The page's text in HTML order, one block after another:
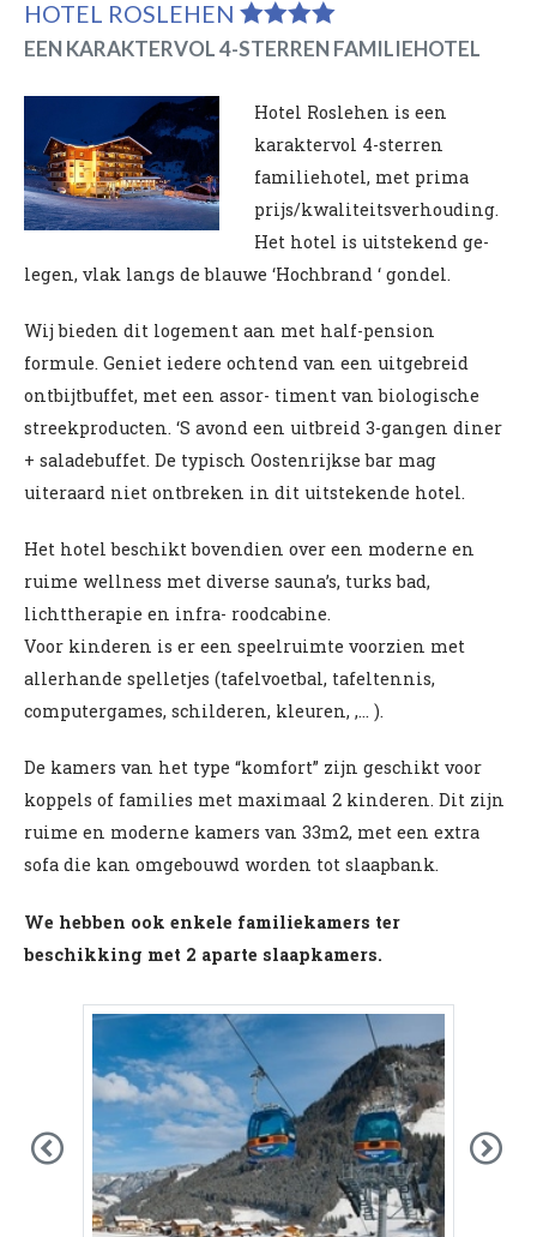
HOTEL ROSLEHEN
EEN KARAKTERVOL 4-STERREN FAMILIEHOTEL
Hotel Roslehen is een
karaktervol 4-sterren
familiehotel, met prima
prijs/kwaliteitsverhouding.
Het hotel is uitstekend ge-
legen, vlak langs de blauwe ‘Hochbrand ‘ gondel.
Wij bieden dit logement aan met half-pension
formule. Geniet iedere ochtend van een uitgebreid
ontbijtbuffet, met een assor- timent van biologische
streekproducten. ‘S avond een uitbreid 3-gangen diner
+ saladebuffet. De typisch Oostenrijkse bar mag
uiteraard niet ontbreken in dit uitstekende hotel.
Het hotel beschikt bovendien over een moderne en
ruime wellness met diverse sauna’s, turks bad,
lichttherapie en infra- roodcabine.
Voor kinderen is er een speelruimte voorzien met
allerhande spelletjes (tafelvoetbal, tafeltennis,
computergames, schilderen, kleuren, ,... ).
De kamers van het type “komfort” zijn geschikt voor
koppels of families met maximaal 2 kinderen. Dit zijn
ruime en moderne kamers van 33m2, met een extra
sofa die kan omgebouwd worden tot slaapbank.
We hebben ook enkele familiekamers ter
beschikking met 2 aparte slaapkamers.
Previous